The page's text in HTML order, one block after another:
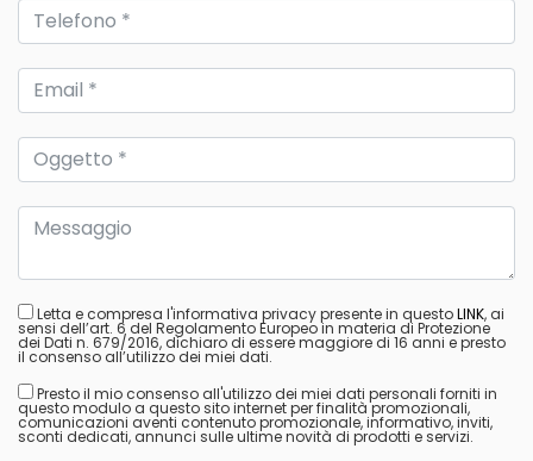
Letta e compresa l'informativa privacy presente in questoLINK, ai
sensi dell’art. 6 del Regolamento Europeo in materia di Protezione
dei Dati n. 679/2016, dichiaro di essere maggiore di 16 anni e presto
il consenso all’utilizzo dei miei dati.
Presto il mio consenso all'utilizzo dei miei dati personali forniti in
questo modulo a questo sito internet per finalità promozionali,
comunicazioni aventi contenuto promozionale, informativo, inviti,
sconti dedicati, annunci sulle ultime novità di prodotti e servizi.